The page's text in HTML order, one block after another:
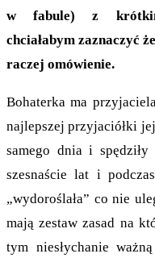
w fabule) z krótkim
chciałabym zaznaczyć
raczej omówienie.
Bohaterka ma
najlepszej przyjaciółki
samego dnia i
szesnaście lat i
„wydoroślała” co nie
mają zestaw zasad na
tym niesłychanie